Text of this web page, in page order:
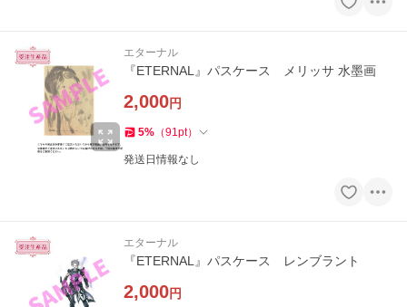
エターナル
『ETERNAL』パスケース メリッサ 水墨画
2,000円
5% （91pt）
発送日情報なし
エターナル
『ETERNAL』パスケース レンブラント
2,000円